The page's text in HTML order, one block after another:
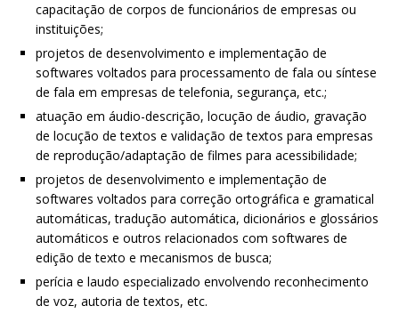
capacitação de corpos de funcionários de empresas ou
instituições;
projetos de desenvolvimento e implementação de
softwares voltados para processamento de fala ou síntese
de fala em empresas de telefonia, segurança, etc.;
atuação em áudio-descrição, locução de áudio, gravação
de locução de textos e validação de textos para empresas
de reprodução/adaptação de filmes para acessibilidade;
projetos de desenvolvimento e implementação de
softwares voltados para correção ortográfica e gramatical
automáticas, tradução automática, dicionários e glossários
automáticos e outros relacionados com softwares de
edição de texto e mecanismos de busca;
perícia e laudo especializado envolvendo reconhecimento
de voz, autoria de textos, etc.